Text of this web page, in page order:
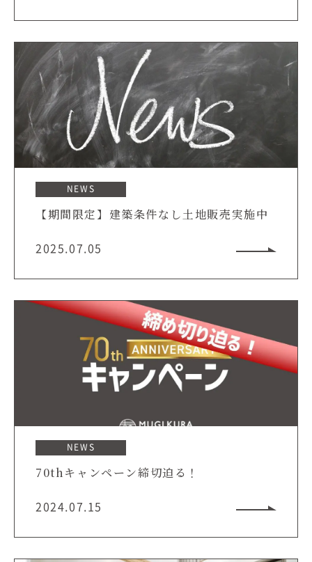
NEWS
【期間限定】建築条件なし土地販売実施中
2025.07.05
NEWS
70thキャンペーン締切迫る！
2024.07.15